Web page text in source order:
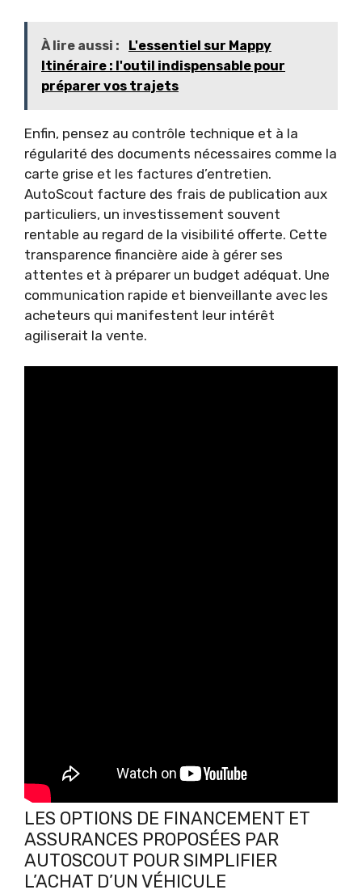
À lire aussi :
L'essentiel sur Mappy
Itinéraire : l'outil indispensable pour
préparer vos trajets
Enfin, pensez au contrôle technique et à la
régularité des documents nécessaires comme la
carte grise et les factures d’entretien.
AutoScout facture des frais de publication aux
particuliers, un investissement souvent
rentable au regard de la visibilité offerte. Cette
transparence financière aide à gérer ses
attentes et à préparer un budget adéquat. Une
communication rapide et bienveillante avec les
acheteurs qui manifestent leur intérêt
agiliserait la vente.
LES OPTIONS DE FINANCEMENT ET
ASSURANCES PROPOSÉES PAR
AUTOSCOUT POUR SIMPLIFIER
L’ACHAT D’UN VÉHICULE